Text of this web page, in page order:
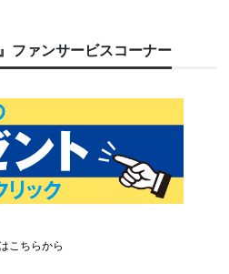
ファンサービスコーナー
こちらから